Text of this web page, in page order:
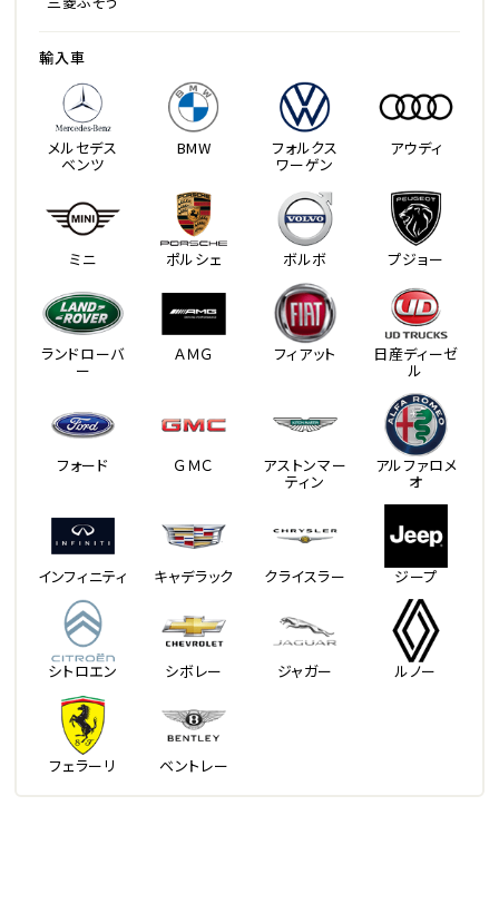
輸入車
メルセデス
ベンツ
BMW フォルクス
ワーゲン
アウディ
ミニ ポルシェ ボルボ プジョー
ランドローバ
ー
ＡＭＧ フィアット 日産ディーゼ
ル
フォード ＧＭＣ アストンマー
ティン
アルファロメ
オ
インフィニティ キャデラック クライスラー ジープ
シトロエン シボレー ジャガー ルノー
フェラーリ ベントレー